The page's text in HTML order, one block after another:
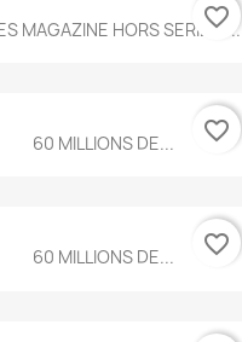
Aperçu rapide
MAGAZINE HORS SERIE N...
favorite_border
Aperçu rapide
60 MILLIONS DE... favorite_border
Aperçu rapide
60 MILLIONS DE... favorite_border